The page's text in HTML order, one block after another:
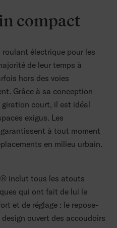
compact
électrique pour les
de leur temps à
hors des voies
Grâce à sa conception
court, il est idéal
exigus. Les
à tout moment
en milieu urbain.
® inclut tous les atouts
qui ont fait de lui le
et de réglage : le repose-
ouvert des accoudoirs